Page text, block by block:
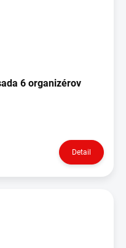
6 organizérov
Detail